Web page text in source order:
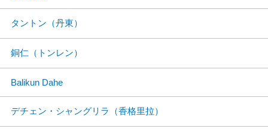
タントン（丹東）
銅仁（トンレン）
Balikun Dahe
デチェン・シャングリラ（香格里拉）